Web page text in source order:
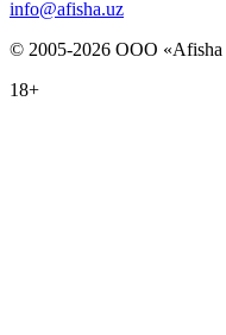
info@afisha.uz
© 2005-2026 ООО «Afisha
18+